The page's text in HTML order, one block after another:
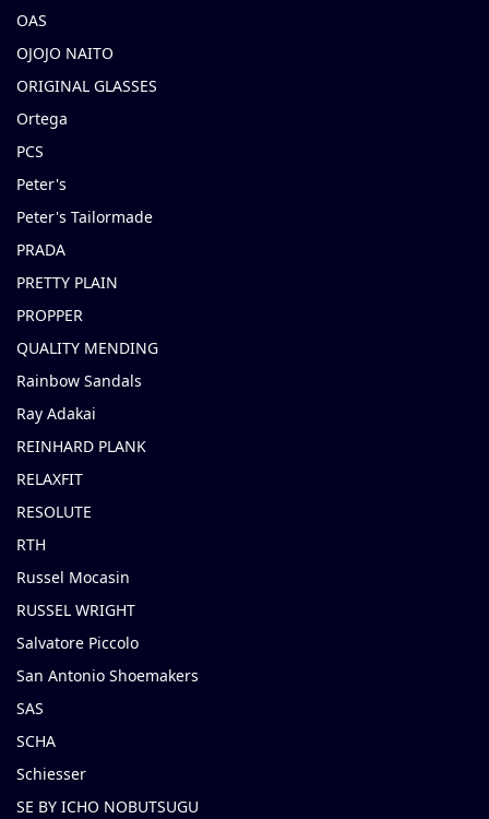
OAS
OJOJO NAITO
ORIGINAL GLASSES
Ortega
PCS
Peter's
Peter's Tailormade
PRADA
PRETTY PLAIN
PROPPER
QUALITY MENDING
Rainbow Sandals
Ray Adakai
REINHARD PLANK
RELAXFIT
RESOLUTE
RTH
Russel Mocasin
RUSSEL WRIGHT
Salvatore Piccolo
San Antonio Shoemakers
SAS
SCHA
Schiesser
SE BY ICHO NOBUTSUGU